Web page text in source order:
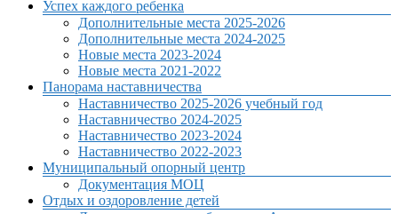
Успех каждого ребенка
Дополнительные места 2025-2026
Дополнительные места 2024-2025
Новые места 2023-2024
Новые места 2021-2022
Панорама наставничества
Наставничество 2025-2026 учебный год
Наставничество 2024-2025
Наставничество 2023-2024
Наставничество 2022-2023
Муниципальный опорный центр
Документация МОЦ
Отдых и оздоровление детей